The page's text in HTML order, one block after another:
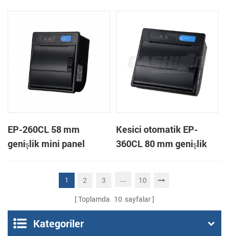
EP-260CL 58 mm
genişlik mini panel
otomatik kesici termal
yazıcı bağlama
Kesici otomatik EP-
360CL 80 mm genişlik
mini paneli termal yazıcı
1 2 3 ... 10
Toplamda 10 sayfalar
Kategoriler